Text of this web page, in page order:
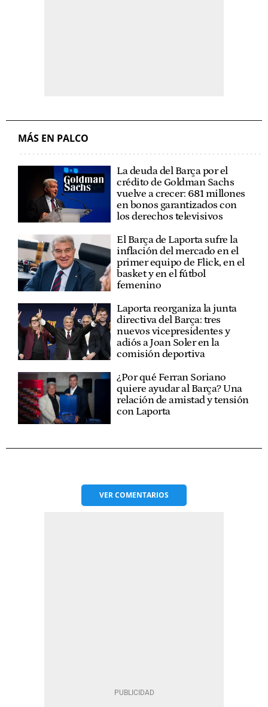
MÁS EN PALCO
La deuda del Barça por el
crédito de Goldman Sachs
vuelve a crecer: 681 millones
en bonos garantizados con
los derechos televisivos
El Barça de Laporta sufre la
inflación del mercado en el
primer equipo de Flick, en el
basket y en el fútbol
femenino
Laporta reorganiza la junta
directiva del Barça: tres
nuevos vicepresidentes y
adiós a Joan Soler en la
comisión deportiva
¿Por qué Ferran Soriano
quiere ayudar al Barça? Una
relación de amistad y tensión
con Laporta
VERCOMENTARIOS